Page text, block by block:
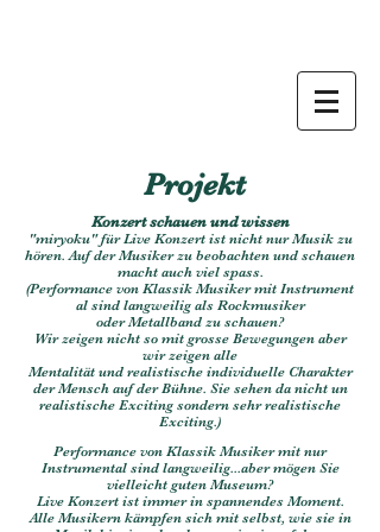
Projekt
Konzert schauen und wissen
"miryoku" für Live Konzert ist nicht nur Musik zu
hören. Auf der Musiker zu beobachten und schauen
macht auch viel spass.
(Performance von Klassik Musiker mit Instrument
al sind langweilig alsRockmusiker
oderMetallband zu schauen?
Wir zeigen nicht so mit grosse Bewegungen aber
wir zeigen alle
Mentalität und realistische individuelle Charakter
der Mensch auf der Bühne. Sie sehen da nicht un
realistische Exciting sondern sehr realistische
Exciting.)
Performance von Klassik Musiker mit nur
Instrumental sind langweilig...aber mögen Sie
vielleicht guten Museum?
Live Konzert ist immer in spannendes Moment.
Alle Musikern kämpfen sich mit selbst, wie sie in